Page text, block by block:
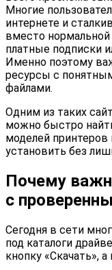
Многие
интернете и
вместо нормальной
платные подписки
Именно поэтому
ресурсы с
файлами.
Одним из таких
можно быстро
моделей принтеров
установить без
Почему
с
Сегодня в сети
под каталоги
кнопку «Скачать»,